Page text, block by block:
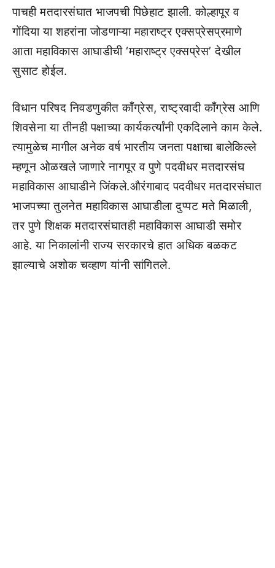
पाचही मतदारसंघात भाजपची पिछेहाट झाली. कोल्हापूर व
गोंदिया या शहरांना जोडणाऱ्या महाराष्ट्र एक्सप्रेसप्रमाणे
आता महाविकास आघाडीची ‘महाराष्ट्र एक्सप्रेस’ देखील
सुसाट होईल.
विधान परिषद निवडणुकीत काँग्रेस, राष्ट्रवादी काँग्रेस आणि
शिवसेना या तीनही पक्षाच्या कार्यकर्त्यांनी एकदिलाने काम केले.
त्यामुळेच मागील अनेक वर्ष भारतीय जनता पक्षाचा बालेकिल्ले
म्हणून ओळखले जाणारे नागपूर व पुणे पदवीधर मतदारसंघ
महाविकास आघाडीने जिंकले.औरंगाबाद पदवीधर मतदारसंघात
भाजपच्या तुलनेत महाविकास आघाडीला दुप्पट मते मिळाली,
तर पुणे शिक्षक मतदारसंघातही महाविकास आघाडी समोर
आहे. या निकालांनी राज्य सरकारचे हात अधिक बळकट
झाल्याचे अशोक चव्हाण यांनी सांगितले.